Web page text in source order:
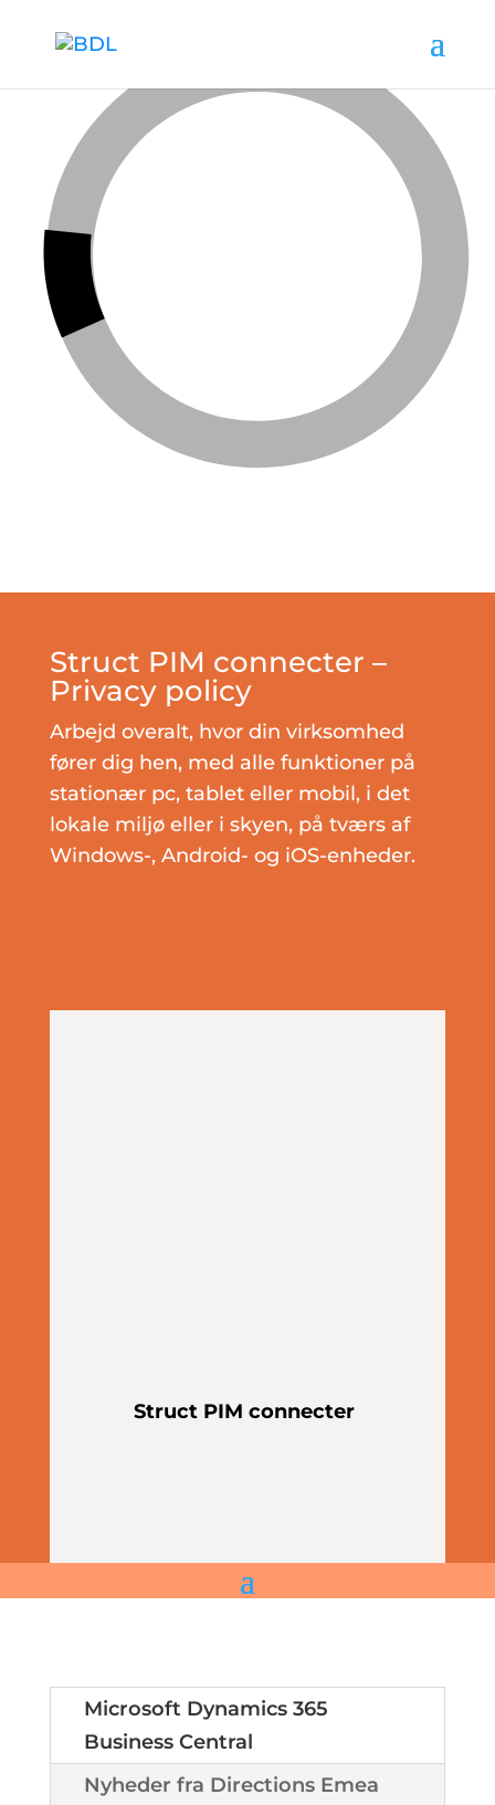
Struct PIM connecter –
Privacy policy
Arbejd overalt, hvor din virksomhed
fører dig hen, med alle funktioner på
stationær pc, tablet eller mobil, i det
lokale miljø eller i skyen, på tværs af
Windows-, Android- og iOS-enheder.
Struct PIM connecter
Microsoft Dynamics 365
Business Central
Nyheder fra Directions Emea